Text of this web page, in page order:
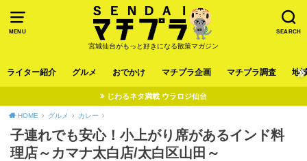
MENU SEARCH
宮城仙台がもっと好きになる散策マガジン
ライター紹介 グルメ おでかけ マチプラ企画 マチプラ調査 地
じわるネタ満載 ウラロジ仙台
HOME グルメ カレー
子連れでも安心！小上がり席があるインド料
理店～カマナ太白店/太白区山田～